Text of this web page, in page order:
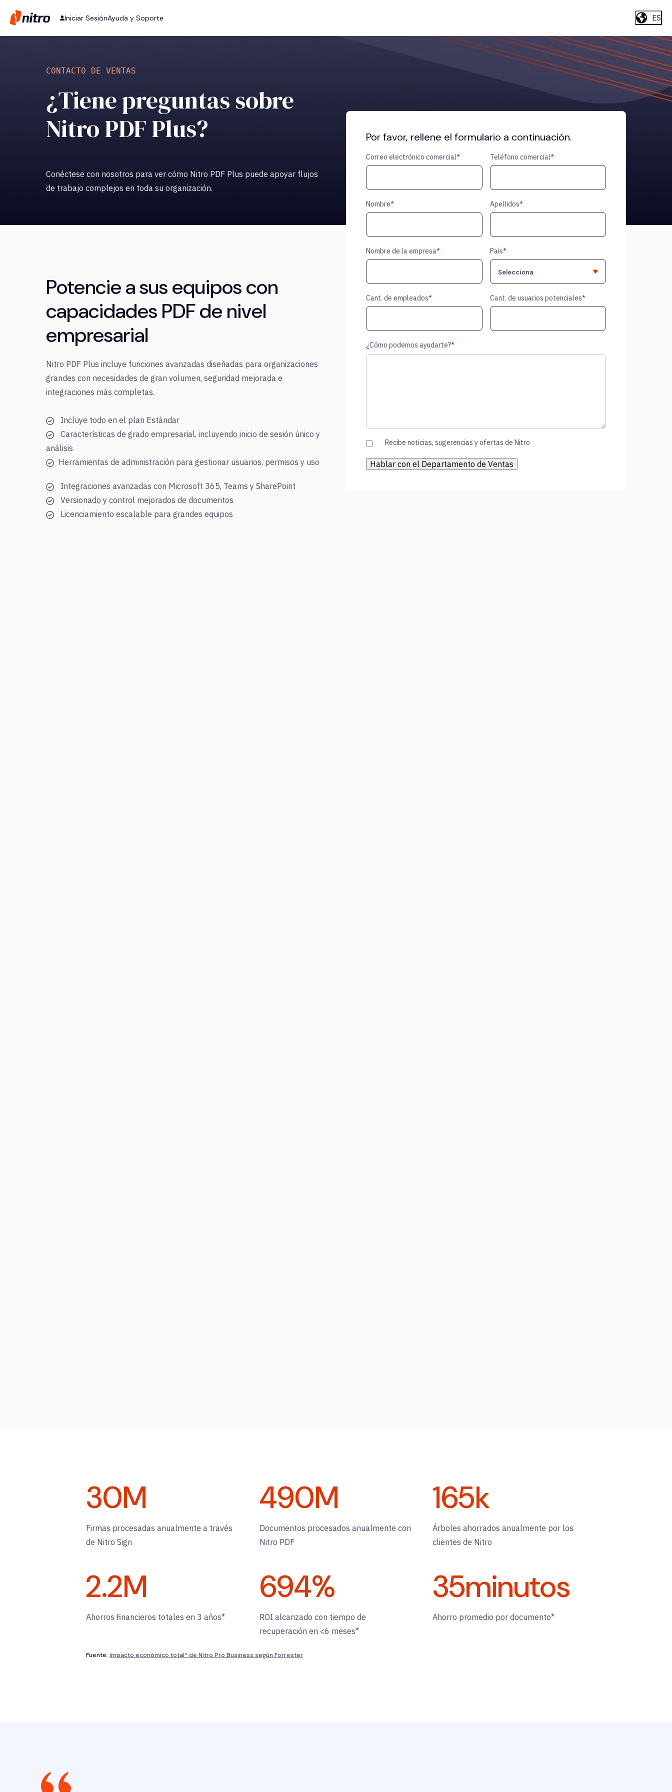
Iniciar SesiónAyuda y Soporte ES
CONTACTO DE VENTAS
¿Tiene preguntas sobre
Nitro PDF Plus?
Conéctese con nosotros para ver cómo Nitro PDF Plus puede apoyar flujos
de trabajo complejos en toda su organización.
Potencie a sus equipos con
capacidades PDF de nivel
empresarial
Nitro PDF Plus incluye funciones avanzadas diseñadas para organizaciones
grandes con necesidades de gran volumen, seguridad mejorada e
integraciones más completas.
Incluye todo en el plan Estándar
Características de grado empresarial, incluyendo inicio de sesión único y
análisis
Herramientas de administración para gestionar usuarios, permisos y uso
Integraciones avanzadas con Microsoft 365, Teams y SharePoint
Versionado y control mejorados de documentos
Licenciamiento escalable para grandes equipos
Por favor, rellene el formulario a continuación.
Correo electrónico comercial* Teléfono comercial*
Nombre* Apellidos*
Nombre de la empresa* País*
Cant. de empleados* Cant. de usuarios potenciales*
¿Cómo podemos ayudarte?*
Recibe noticias, sugerencias y ofertas de Nitro
30M
Firmas procesadas anualmente a través
de Nitro Sign
490M
Documentos procesados anualmente con
Nitro PDF
165k
Árboles ahorrados anualmente por los
clientes de Nitro
2.2M
Ahorros financieros totales en 3 años*
694%
ROI alcanzado con tiempo de
recuperación en <6 meses*
35minutos
Ahorro promedio por documento*
Fuente: Impacto económico total* de Nitro Pro Business según Forrester